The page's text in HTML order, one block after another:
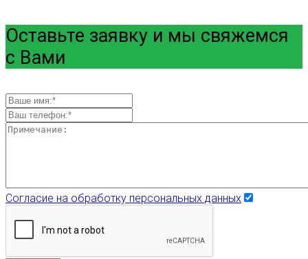
Оставьте заявку и мы свяжемся
с Вами
Согласие на обработку персональных данных